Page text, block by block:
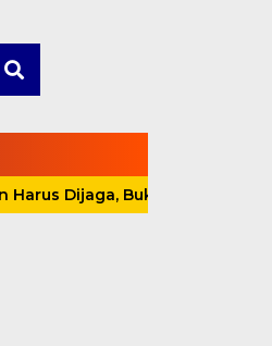
Bukan Sekadar Slogan